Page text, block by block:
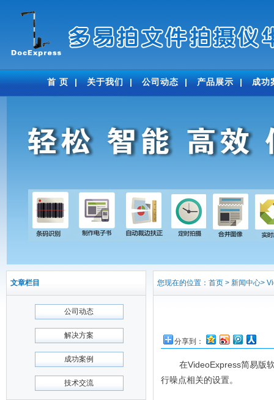
首 页|关于我们|公司动态|产品展示|成功
文章栏目
公司动态
解决方案
成功案例
技术交流
您现在的位置：首页 > 新闻中心>
分享到：
在VideoExpress简易版
行噪点相关的设置。